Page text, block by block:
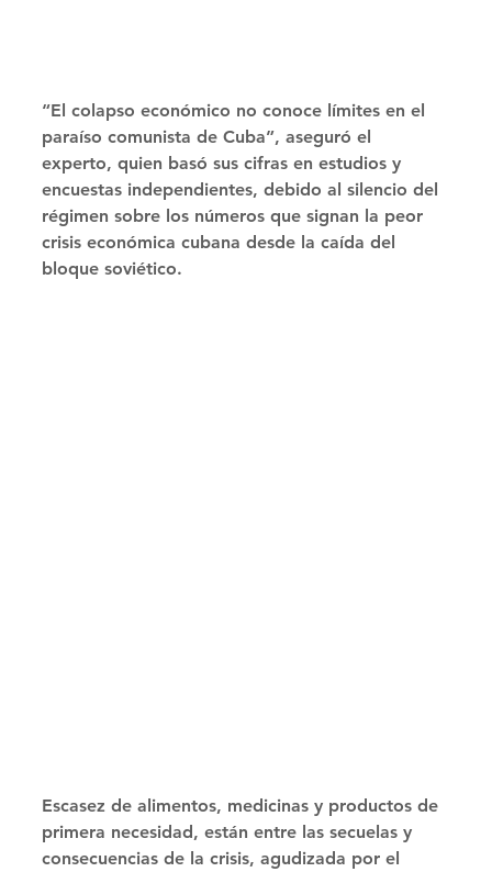
“El colapso económico no conoce límites en el
paraíso comunista de Cuba”, aseguró el
experto, quien basó sus cifras en estudios y
encuestas independientes, debido al silencio del
régimen sobre los números que signan la peor
crisis económica cubana desde la caída del
bloque soviético.
Escasez de alimentos, medicinas y productos de
primera necesidad, están entre las secuelas y
consecuencias de la crisis, agudizada por el